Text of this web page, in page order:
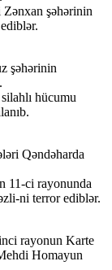
Zənxan şəhərinin
şəhərinin
hücumu
Qəndəharda
11-ci rayonunda
ni terror ediblər.
rayonun Karte
Homayun